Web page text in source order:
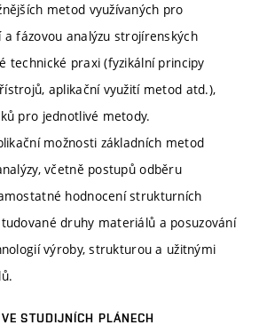
metod využívaných pro
fázovou analýzu strojírenských
technické praxi (fyzikální principy
aplikační využití metod atd.),
pro jednotlivé metody.
možnosti základních metod
včetně postupů odběru
hodnocení strukturních
druhy materiálů a posuzování
výroby, strukturou a užitnými
STUDIJNÍCH PLÁNECH